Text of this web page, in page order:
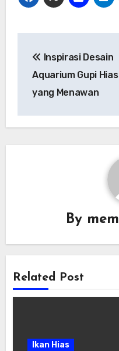
navigation
Inspirasi Desain
Aquarium Gupi Hias
yang Menawan
By
Related Post
Ikan Hias